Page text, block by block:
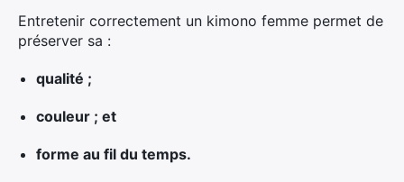
Entretenir correctement un kimono femme permet de
préserver sa :
qualité ;
couleur ; et
forme au fil du temps.